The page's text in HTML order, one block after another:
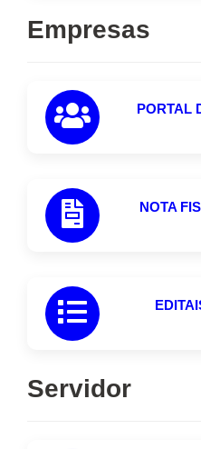
Empresas
PORTAL
NOTA
Servidor